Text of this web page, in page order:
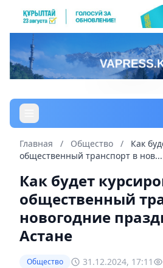
Главная / Общество /
Как
общественный транспорт в нов...
Как будет
общественный
новогодние
Астане
Общество 31.12.2024, 17:11